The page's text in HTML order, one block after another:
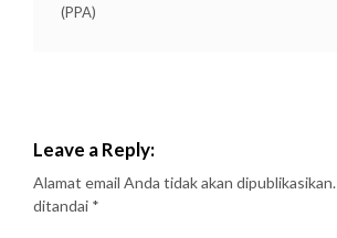
(PPA)
Leave a Reply:
Alamat email Anda tidak akan dipublikasikan.
ditandai *